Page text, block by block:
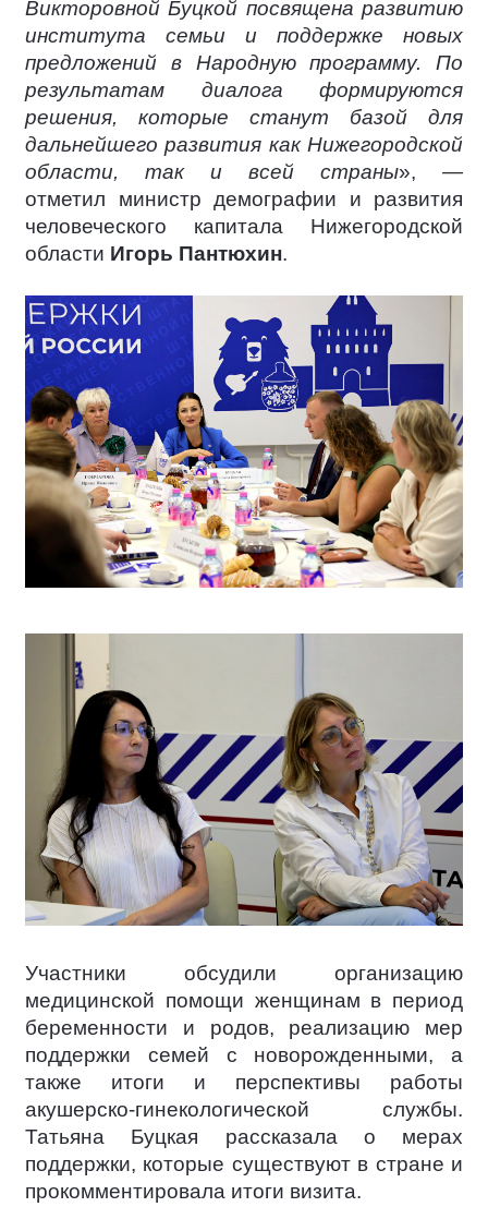
Викторовной Буцкой посвящена развитию
института семьи и поддержке новых
предложений в Народную программу. По
результатам диалога формируются
решения, которые станут базой для
дальнейшего развития как Нижегородской
области, так и всей страны», —
отметил министр демографии и развития
человеческого капитала Нижегородской
области Игорь Пантюхин.
Участники обсудили организацию
медицинской помощи женщинам в период
беременности и родов, реализацию мер
поддержки семей с новорожденными, а
также итоги и перспективы работы
акушерско-гинекологической службы.
Татьяна Буцкая рассказала о мерах
поддержки, которые существуют в стране и
прокомментировала итоги визита.